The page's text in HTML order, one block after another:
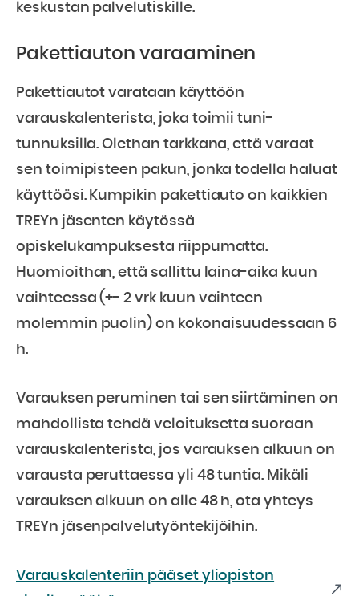
keskustan palvelutiskille.
Pakettiauton varaaminen
Pakettiautot varataan käyttöön
varauskalenterista, joka toimii tuni-
tunnuksilla. Olethan tarkkana, että varaat
sen toimipisteen pakun, jonka todella haluat
käyttöösi. Kumpikin pakettiauto on kaikkien
TREYn jäsenten käytössä
opiskelukampuksesta riippumatta.
Huomioithan, että sallittu laina-aika kuun
vaihteessa (+- 2 vrk kuun vaihteen
molemmin puolin) on kokonaisuudessaan 6
h.
Varauksen peruminen tai sen siirtäminen on
mahdollista tehdä veloituksetta suoraan
varauskalenterista, jos varauksen alkuun on
varausta peruttaessa yli 48 tuntia. Mikäli
varauksen alkuun on alle 48 h, ota yhteys
TREYn jäsenpalvelutyöntekijöihin.
Varauskalenteriin pääset yliopiston